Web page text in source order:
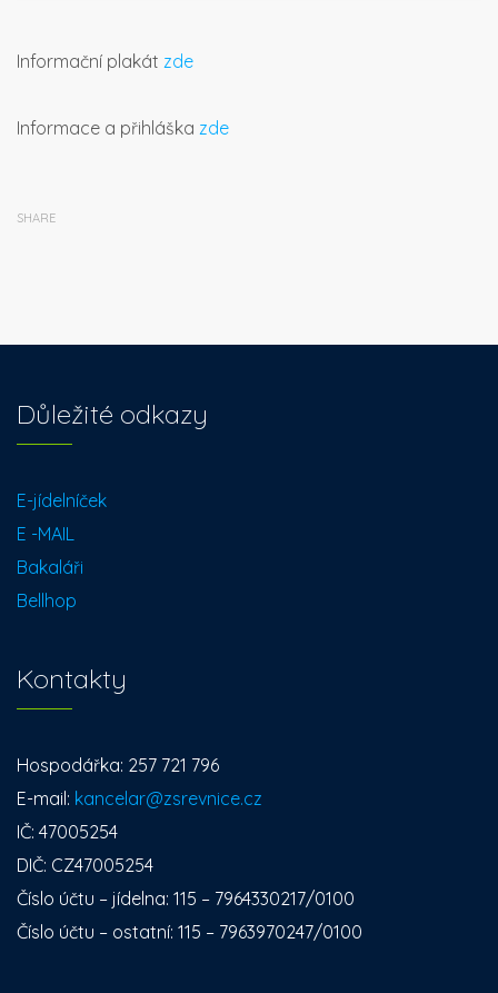
Informační plakát zde
Informace a přihláška zde
SHARE
Důležité odkazy
E-jídelníček
E -MAIL
Bakaláři
Bellhop
Kontakty
Hospodářka: 257 721 796
E-mail: kancelar@zsrevnice.cz
IČ: 47005254
DIČ: CZ47005254
Číslo účtu – jídelna: 115 – 7964330217/0100
Číslo účtu – ostatní: 115 – 7963970247/0100